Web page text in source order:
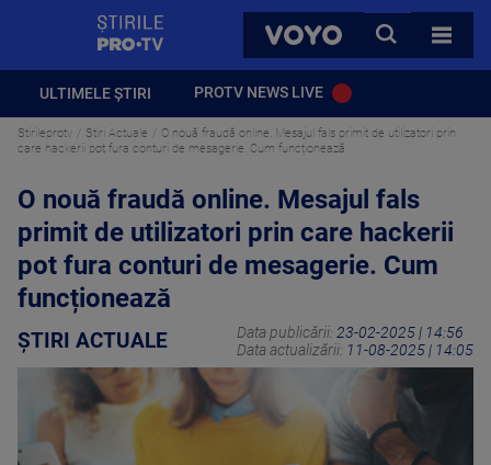
VOYO
CAUTA
TOATE
ULTIMELE ȘTIRI PROTV NEWS LIVE
Stirileprotv Știri Actuale
O nouă fraudă online. Mesajul fals primit de utilizatori prin
care hackerii pot fura conturi de mesagerie. Cum funcționează
O nouă fraudă online. Mesajul fals
primit de utilizatori prin care hackerii
pot fura conturi de mesagerie. Cum
funcționează
ȘTIRI ACTUALE Data publicării: 23-02-2025 | 14:56
Data actualizării: 11-08-2025 | 14:05